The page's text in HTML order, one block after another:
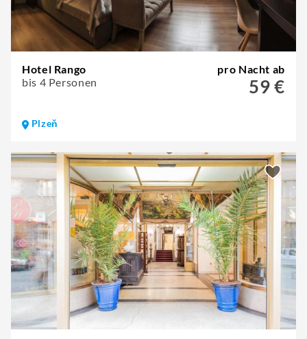
Hotel Rango
bis 4 Personen
pro Nacht ab
59 €
Plzeň